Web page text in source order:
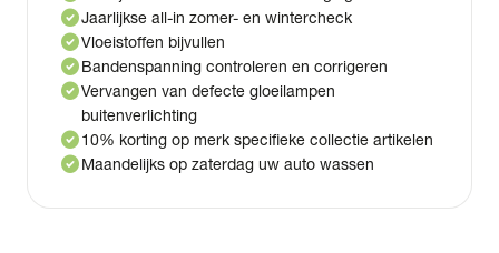
check_circleJaarlijkse all-in zomer- en wintercheck
check_circleVloeistoffen bijvullen
check_circleBandenspanning controleren en corrigeren
check_circleVervangen van defecte gloeilampen
buitenverlichting
check_circle10% korting op merk specifieke collectie artikelen
check_circleMaandelijks op zaterdag uw auto wassen